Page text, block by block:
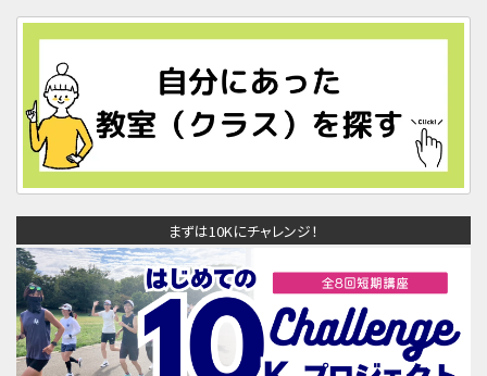
まずは10Kにチャレンジ！